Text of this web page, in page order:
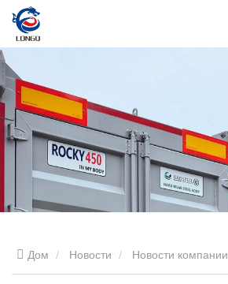
Дом Новости Новости компании